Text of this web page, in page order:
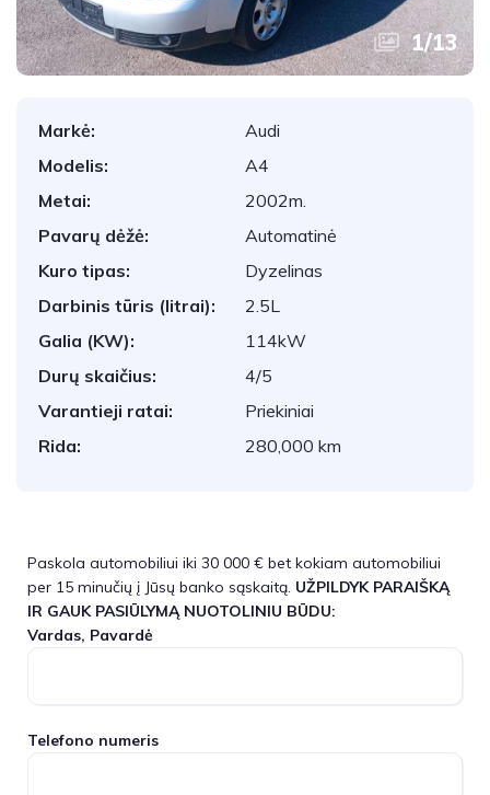
1/13
Markė:
Audi
Modelis:
A4
Metai:
2002m.
Pavarų dėžė:
Automatinė
Kuro tipas:
Dyzelinas
Darbinis tūris (litrai):
2.5L
Galia (KW):
114kW
Durų skaičius:
4/5
Varantieji ratai:
Priekiniai
Rida:
280,000 km
Paskola automobiliui iki 30 000 € bet kokiam automobiliui
per 15 minučių į Jūsų banko sąskaitą. UŽPILDYK PARAIŠKĄ
IR GAUK PASIŪLYMĄ NUOTOLINIU BŪDU:
Vardas, Pavardė
Telefono numeris